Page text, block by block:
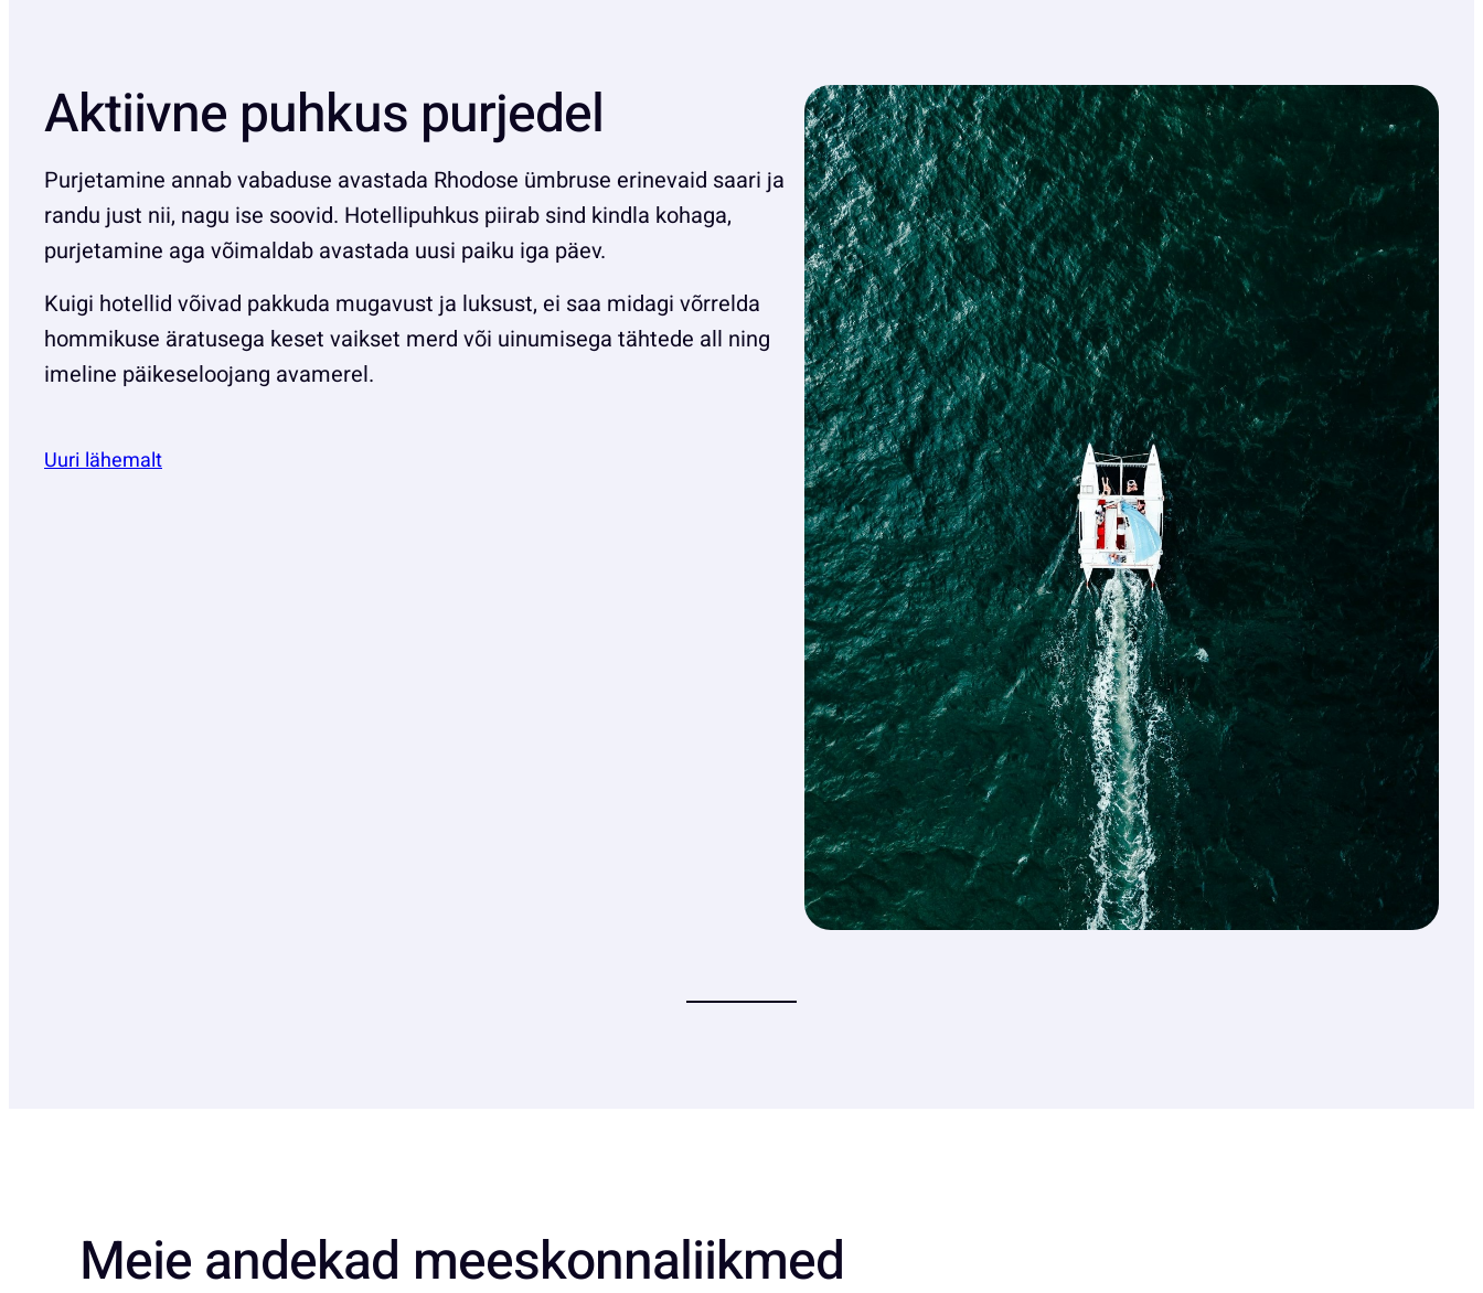
Aktiivne puhkus purjedel
Purjetamine annab vabaduse avastada Rhodose ümbruse erinevaid saari ja
randu just nii, nagu ise soovid. Hotellipuhkus piirab sind kindla kohaga,
purjetamine aga võimaldab avastada uusi paiku iga päev.
Kuigi hotellid võivad pakkuda mugavust ja luksust, ei saa midagi võrrelda
hommikuse äratusega keset vaikset merd või uinumisega tähtede all ning
imeline päikeseloojang avamerel.
Uuri lähemalt
Meie andekad meeskonnaliikmed